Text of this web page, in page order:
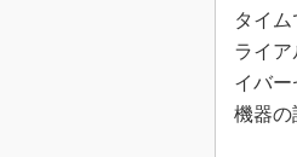
タイ
ライア
イバ
機器の